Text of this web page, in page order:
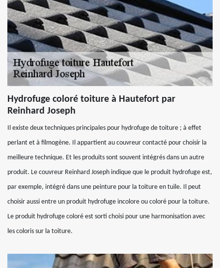
Hydrofuge coloré toiture à Hautefort par
Reinhard Joseph
Il existe deux techniques principales pour hydrofuge de toiture ; à effet
perlant et à filmogène. Il appartient au couvreur contacté pour choisir la
meilleure technique. Et les produits sont souvent intégrés dans un autre
produit. Le couvreur Reinhard Joseph indique que le produit hydrofuge est,
par exemple, intégré dans une peinture pour la toiture en tuile. Il peut
choisir aussi entre un produit hydrofuge incolore ou coloré pour la toiture.
Le produit hydrofuge coloré est sorti choisi pour une harmonisation avec
les coloris sur la toiture.